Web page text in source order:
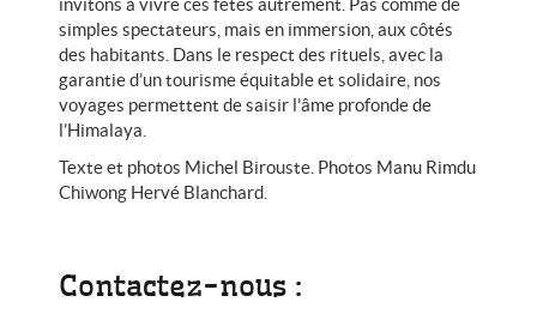
simples spectateurs, mais en immersion, aux côtés
des habitants. Dans le respect des rituels, avec la
garantie d’un tourisme équitable et solidaire, nos
voyages permettent de saisir l’âme profonde de
l’Himalaya.
Texte et photos Michel Birouste. Photos Manu Rimdu
Chiwong Hervé Blanchard.
Contactez-nous :